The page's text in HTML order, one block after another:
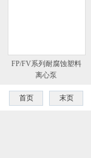
FP/FV系列耐腐蚀塑料
离心泵
首页 末页